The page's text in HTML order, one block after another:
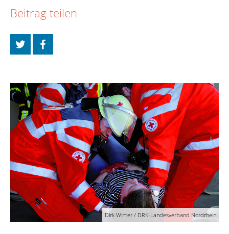
Beitrag teilen
Dirk Winter / DRK-Landesverband Nordrhein